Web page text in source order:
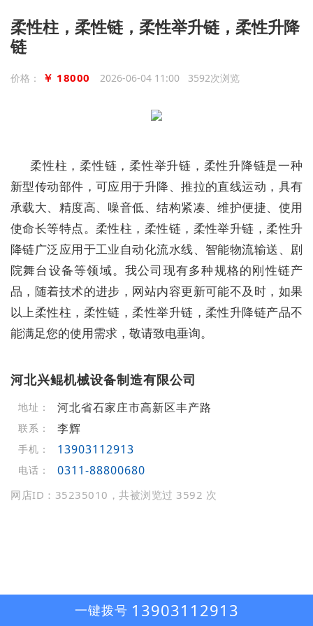
柔性柱，柔性链，柔性举升链，柔性升降
链
价格： ￥ 18000 2026-06-04 11:00 3592次浏览
柔性柱，柔性链，柔性举升链，柔性升降链是一种
新型传动部件，可应用于升降、推拉的直线运动，具有
承载大、精度高、噪音低、结构紧凑、维护便捷、使用
使命长等特点。柔性柱，柔性链，柔性举升链，柔性升
降链广泛应用于工业自动化流水线、智能物流输送、剧
院舞台设备等领域。我公司现有多种规格的刚性链产
品，随着技术的进步，网站内容更新可能不及时，如果
以上柔性柱，柔性链，柔性举升链，柔性升降链产品不
能满足您的使用需求，敬请致电垂询。
河北兴鲲机械设备制造有限公司
地址： 河北省石家庄市高新区丰产路
联系： 李辉
手机： 13903112913
电话： 0311-88800680
网店ID：35235010，共被浏览过 3592 次
一键拨号 13903112913